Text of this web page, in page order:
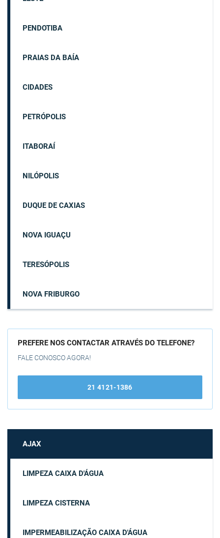
PENDOTIBA
PRAIAS DA BAÍA
CIDADES
PETRÓPOLIS
ITABORAÍ
NILÓPOLIS
DUQUE DE CAXIAS
NOVA IGUAÇU
TERESÓPOLIS
NOVA FRIBURGO
PREFERE NOS CONTACTAR ATRAVÉS DO TELEFONE?
FALE CONOSCO AGORA!
21 4121-1386
AJAX
LIMPEZA CAIXA D'ÁGUA
LIMPEZA CISTERNA
IMPERMEABILIZAÇÃO CAIXA D'ÁGUA